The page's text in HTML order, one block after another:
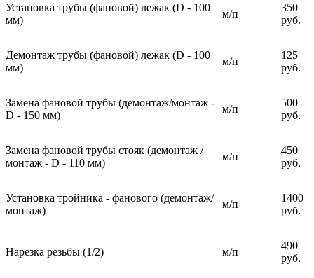
Установка трубы (фановой) лежак (D - 100
мм)
м/п
350
руб.
Демонтаж трубы (фановой) лежак (D - 100
мм)
м/п
125
руб.
Замена фановой трубы (демонтаж/монтаж -
D - 150 мм)
м/п
500
руб.
Замена фановой трубы стояк (демонтаж /
монтаж - D - 110 мм)
м/п
450
руб.
Установка тройника - фанового (демонтаж/
монтаж)
м/п
1400
руб.
Нарезка резьбы (1/2) м/п
490
руб.